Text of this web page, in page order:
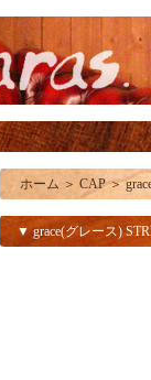
ホーム ＞ CAP＞
▼ grace(グレース)